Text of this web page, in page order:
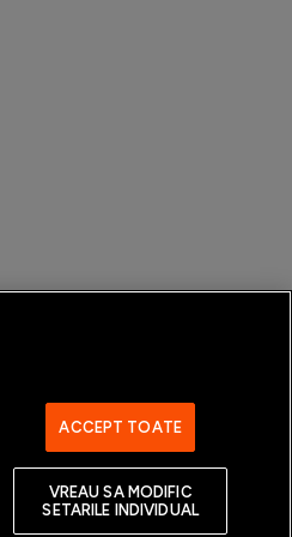
ACCEPT TOATE
VREAU SA MODIFIC
SETARILE INDIVIDUAL